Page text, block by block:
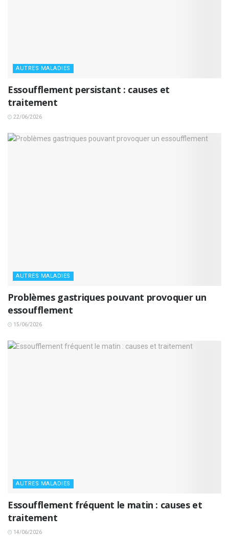
AUTRES MALADIES
Essoufflement persistant : causes et
traitement
22/06/2026
AUTRES MALADIES
Problèmes gastriques pouvant provoquer un
essoufflement
15/06/2026
AUTRES MALADIES
Essoufflement fréquent le matin : causes et
traitement
14/06/2026